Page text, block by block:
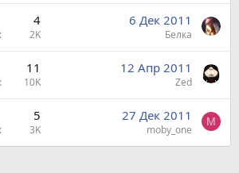
4
2K
6 Дек 2011
Белка
11
10K
12 Апр 2011
Zed
5
3K
27 Дек 2011
moby_one
M